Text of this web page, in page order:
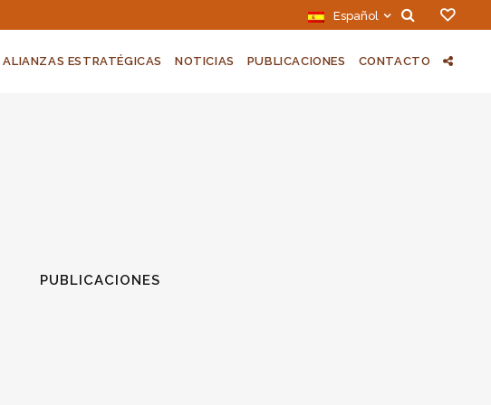
Español
ALIANZAS ESTRATÉGICAS NOTICIAS PUBLICACIONES CONTACTO
PUBLICACIONES